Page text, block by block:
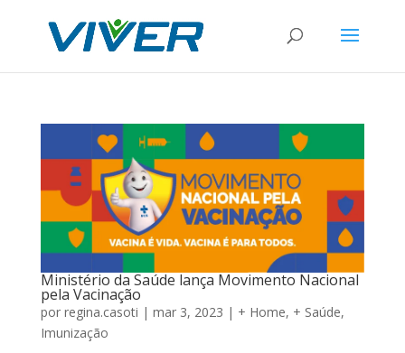
Ministério da Saúde lança Movimento Nacional
pela Vacinação
por regina.casoti | mar 3, 2023 | + Home, + Saúde,
Imunização